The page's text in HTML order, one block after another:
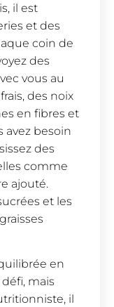
il est
et des
coin de
des
vous au
des noix
en fibres et
avez besoin
des
comme
ajouté.
et les
en
mais
il